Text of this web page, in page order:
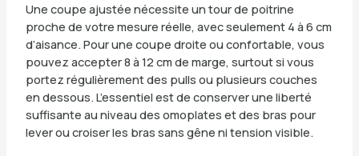
Une coupe ajustée nécessite un tour de poitrine
proche de votre mesure réelle, avec seulement 4 à 6 cm
d’aisance. Pour une coupe droite ou confortable, vous
pouvez accepter 8 à 12 cm de marge, surtout si vous
portez régulièrement des pulls ou plusieurs couches
en dessous. L’essentiel est de conserver une liberté
suffisante au niveau des omoplates et des bras pour
lever ou croiser les bras sans gêne ni tension visible.